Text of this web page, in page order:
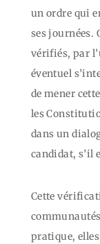
un ordre qui
ses journées.
vérifiés, par
éventuel
de mener
les
dans un
candidat, s’il
Cette
pratique,